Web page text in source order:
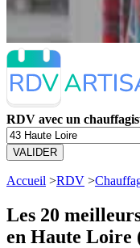
RDV avec un
VALIDER
Accueil >RDV >
Les 20
en Haute Loire